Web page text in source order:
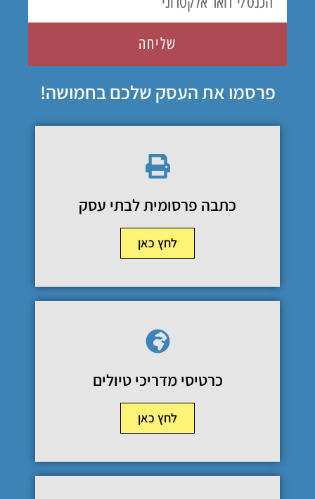
שליחה
פרסמו את העסק שלכם בחמושה!
כתבה פרסומית לבתי עסק
לחץ כאן
כרטיסי מדריכי טיולים
לחץ כאן